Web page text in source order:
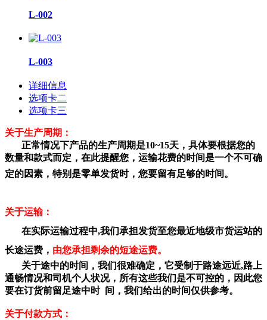
L-002
L-003
详细信息
选项卡二
选项卡三
关于生产周期：
正常情况下产品的生产周期是10~15天，具体要根据您的
数量和款式而定，在此提醒您，运输花费的时间是一个不可确
定的因素，特别是零单发货时，您要留有足够的时间。
关于运输：
在实际运输过程中,我们承担发货至您最近地级市货运站的
长途运费， 由您承担剩余的短途运费。
关于途中的时间，我们很难确定，它受制于路途远近,路上
通畅情况和司机个人状况，所有这些我们是不可控的，因此您
要在订货前留足途中时 间，我们给出的时间仅供参考。
关于付款方式：